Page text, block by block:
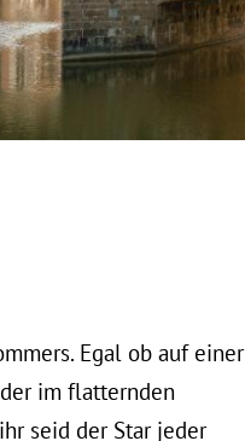
Egal ob auf einer
im flatternden
seid der Star jeder